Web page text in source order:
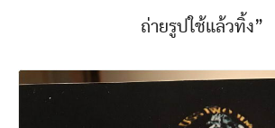
ถ่ายรูปใช้แล้วทิ้ง”